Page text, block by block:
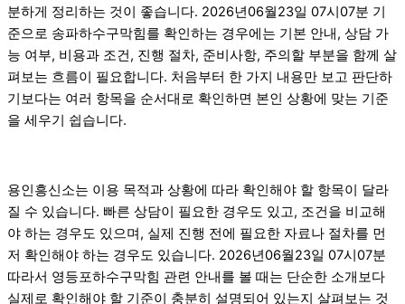
분하게 정리하는 것이 좋습니다. 2026년06월23일 07시07분 기
준으로 송파하수구막힘를 확인하는 경우에는 기본 안내, 상담 가
능 여부, 비용과 조건, 진행 절차, 준비사항, 주의할 부분을 함께 살
펴보는 흐름이 필요합니다. 처음부터 한 가지 내용만 보고 판단하
기보다는 여러 항목을 순서대로 확인하면 본인 상황에 맞는 기준
을 세우기 쉽습니다.
용인흥신소는 이용 목적과 상황에 따라 확인해야 할 항목이 달라
질 수 있습니다. 빠른 상담이 필요한 경우도 있고, 조건을 비교해
야 하는 경우도 있으며, 실제 진행 전에 필요한 자료나 절차를 먼
저 확인해야 하는 경우도 있습니다. 2026년06월23일 07시07분
따라서 영등포하수구막힘 관련 안내를 볼 때는 단순한 소개보다
실제로 확인해야 할 기준이 충분히 설명되어 있는지 살펴보는 것